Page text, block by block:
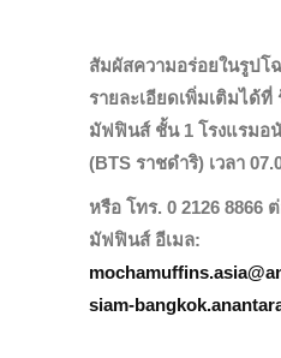
สัมผัสความอร่อยในรูปโ
รายละเอียดเพิ่มเติมได้
มัฟฟินส์ ชั้น 1 โรงแรมอ
(BTS ราชดำริ) เวลา
หรือ โทร. 0 2126 8866
มัฟฟินส์ อีเมล:
siam-